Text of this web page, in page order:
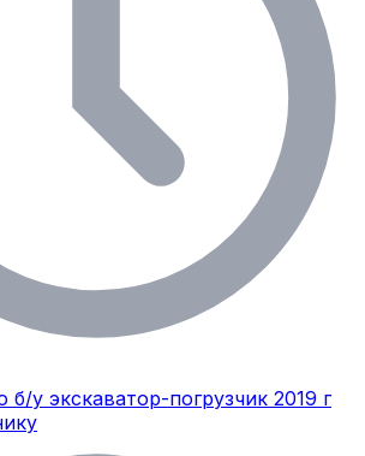
у экскаватор-погрузчик 2019 г